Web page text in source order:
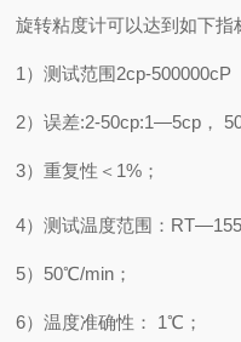
旋转粘度计可以达到如下指
1 ）测试范围2cp-500000cP
2）误差:2-50cp:1—5cp ，
3）重复性＜ 1% ；
4）测试温度范围：
5） 50℃/min ；
6）温度准确性： 1℃ ；